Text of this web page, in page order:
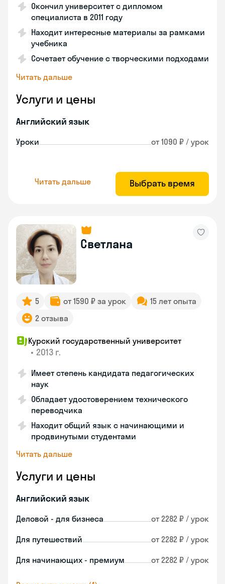
Окончил университет с дипломом
специалиста в 2011 году
Находит интересные материалы за рамками
учебника
Сочетает обучение с творческими подходами
Читать дальше
Услуги и цены
Английский язык
Уроки от 1090 ₽ / урок
Читать дальше Выбрать время
Светлана
5 от 1590 ₽ за урок
15 лет опыта
2 отзыва
Курский государственный университет
• 2013 г.
Имеет степень кандидата педагогических
наук
Обладает удостоверением технического
переводчика
Находит общий язык с начинающими и
продвинутыми студентами
Читать дальше
Услуги и цены
Английский язык
Деловой - для бизнеса от 2282 ₽ / урок
Для путешествий от 2282 ₽ / урок
Для начинающих - премиум от 2282 ₽ / урок